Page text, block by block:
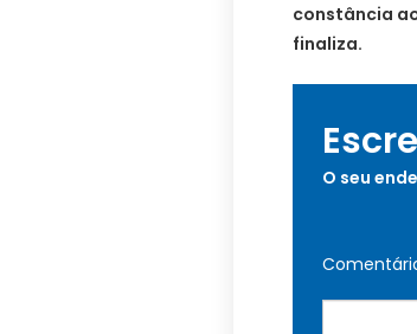
constância
finaliza.
O seu